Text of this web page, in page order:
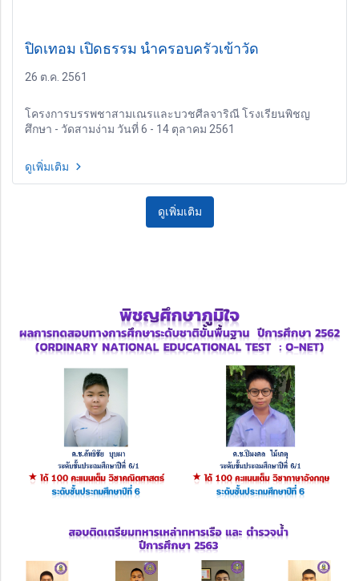
ปิดเทอม เปิดธรรม นำครอบครัวเข้าวัด
26 ต.ค. 2561
โครงการบรรพชาสามเณรและบวชศีลจาริณี โรงเรียนพิชญ
ศึกษา - วัดสามง่าม วันที่ 6 - 14 ตุลาคม 2561
ดูเพิ่มเติม
ดูเพิ่มเติม